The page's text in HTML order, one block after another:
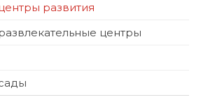
развития
центры